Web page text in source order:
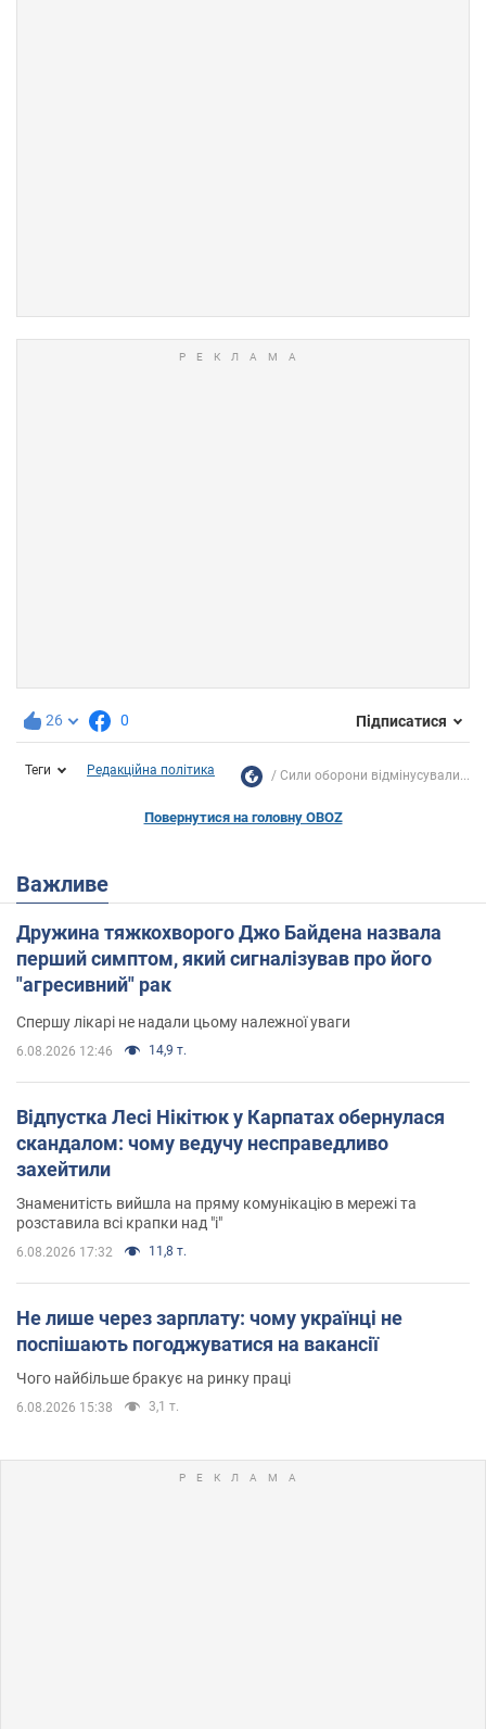
26 0 Підписатися
Теги Редакційна політика Сили оборони відмінусували...
Повернутися на головну OBOZ
Важливе
Дружина тяжкохворого Джо Байдена назвала
перший симптом, який сигналізував про його
"агресивний" рак
Спершу лікарі не надали цьому належної уваги
6.08.2026 12:46 14,9 т.
Відпустка Лесі Нікітюк у Карпатах обернулася
скандалом: чому ведучу несправедливо
захейтили
Знаменитість вийшла на пряму комунікацію в мережі та
розставила всі крапки над "і"
6.08.2026 17:32 11,8 т.
Не лише через зарплату: чому українці не
поспішають погоджуватися на вакансії
Чого найбільше бракує на ринку праці
6.08.2026 15:38 3,1 т.